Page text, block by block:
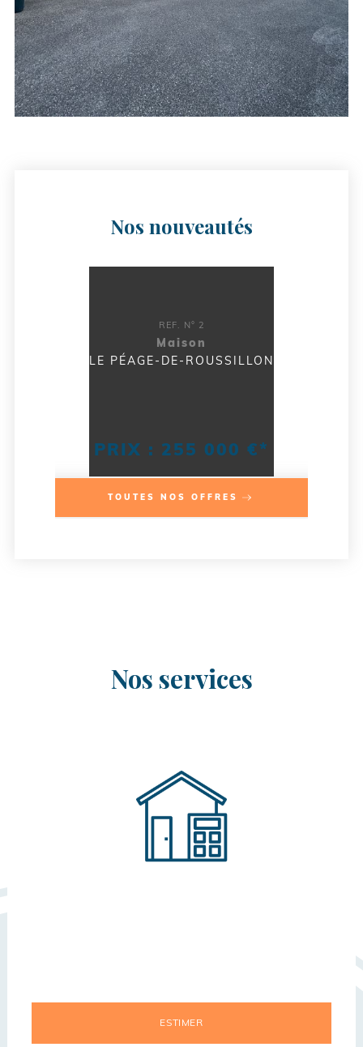
Nos nouveautés
REF. N° 2
Maison
LE PÉAGE-DE-ROUSSILLON
PRIX : 255 000 €*
TOUTES NOS OFFRES
Nos services
ESTIMER